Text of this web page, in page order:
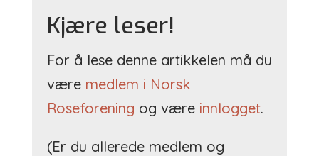
Kjære leser!
For å lese denne artikkelen må du
være medlem i Norsk
Roseforening og være innlogget.
(Er du allerede medlem og